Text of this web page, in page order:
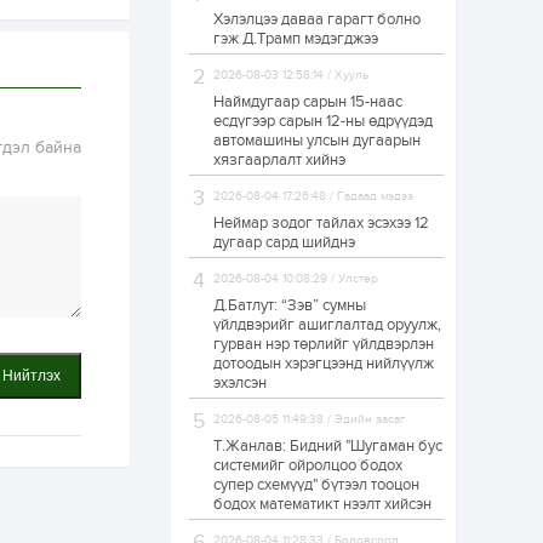
байна
Нийтлэх
Өнгөрсөн сард
1,439.2 кг үнэт
металл худалдан
авчээ
1 өдөр 0
Б.Найдалаа: Энэ
өвөл илүү хүнд байж
магадгүй учир төр,
эрчим хүчний
байгууллагууд, иргэд
бэлтгэлээ...
1 өдөр
Өнөөдөр сондгой
тоогоор төгссөн
автомашинтай иргэд
бензин авна
ЗГ: Шатахууны
хангамж,
нийлүүлэлтийг
тогтворжуулах
асуудлыг хэлэлцэж
байна
1 өдөр 0
Хэлэлцээ даваа гарагт болно
гэж Д.Трамп мэдэгджээ
2026-08-03 12:58:14 / Хууль
Наймдугаар сарын 15-наас
есдүгээр сарын 12-ны өдрүүдэд
автомашины улсын дугаарын
хязгаарлалт хийнэ
2026-08-04 17:26:48 / Гадаад мэдээ
Неймар зодог тайлах эсэхээ 12
дугаар сард шийднэ
2026-08-04 10:08:29 / Улстөр
Д.Батлут: “Зэв” сумны
үйлдвэрийг ашиглалтад оруулж,
гурван нэр төрлийг үйлдвэрлэн
дотоодын хэрэгцээнд нийлүүлж
эхэлсэн
2026-08-05 11:49:38 / Эдийн засаг
Т.Жанлав: Бидний "Шугаман бус
системийг ойролцоо бодох
супер схемүүд" бүтээл тооцон
бодох математикт нээлт хийсэн